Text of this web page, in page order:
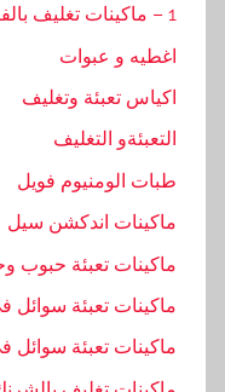
1 – ماكينات تغليف بالفاكيوم
اغطيه و عبوات
اكياس تعبئة وتغليف
التعبئةو التغليف
طبات الومنيوم فويل
ماكينات اندكشن سيل
ماكينات تعبئة حبوب
ماكينات تعبئة سوائل
ماكينات تعبئة سوائل